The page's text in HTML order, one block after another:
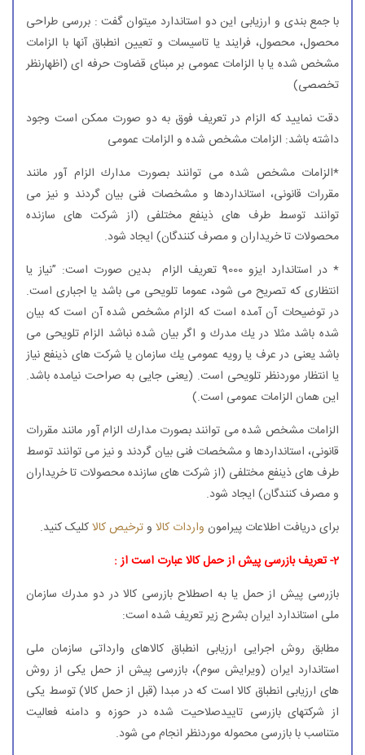
با جمع بندی و ارزیابی این دو استاندارد میتوان گفت : بررسی طراحی
محصول، محصول، فرایند یا تاسیسات و تعیین انطباق آنها با الزامات
مشخص شده یا با الزامات عمومی بر مبنای قضاوت حرفه ای (اظهارنظر
تخصصی)
دقت نمایید كه الزام در تعریف فوق به دو صورت ممكن است وجود
داشته باشد: الزامات مشخص شده و الزامات عمومی
*الزامات مشخص شده می توانند بصورت مدارك الزام آور مانند
مقررات قانونی، استانداردها و مشخصات فنی بیان گردند و نیز می
توانند توسط طرف های ذینفع مختلفی (از شركت های سازنده
محصولات تا خریداران و مصرف كنندگان) ایجاد شود.
* در استاندارد ایزو 9000 تعریف الزام بدین صورت است: ”نیاز یا
انتظاری كه تصریح می شود، عموما تلویحی می باشد یا اجباری است.
در توضیحات آن آمده است كه الزام مشخص شده آن است كه بیان
شده باشد مثلا در یك مدرك و اگر بیان شده نباشد الزام تلویحی می
باشد یعنی در عرف یا رویه عمومی یك سازمان یا شركت های ذینفع نیاز
یا انتظار موردنظر تلویحی است. (یعنی جایی به صراحت نیامده باشد.
این همان الزامات عمومی است.)
الزامات مشخص شده می توانند بصورت مدارك الزام آور مانند مقررات
قانونی، استانداردها و مشخصات فنی بیان گردند و نیز می توانند توسط
طرف های ذینفع مختلفی (از شركت های سازنده محصولات تا خریداران
و مصرف كنندگان) ایجاد شود.
برای دریافت اطلاعات پیرامون واردات کالا وترخیص کالاکلیک کنید.
2- تعریف بازرسی پیش از حمل كالا عبارت است از :
بازرسی پیش از حمل یا به اصطلاح بازرسی كالا در دو مدرك سازمان
ملی استاندارد ایران بشرح زیر تعریف شده است:
مطابق روش اجرایی ارزیابی انطباق كالاهای وارداتی سازمان ملی
استاندارد ایران (ویرایش سوم)، بازرسی پیش از حمل یكی از روش
های ارزیابی انطباق كالا است كه در مبدا (قبل از حمل كالا) توسط یكی
از شركتهای بازرسی تاییدصلاحیت شده در حوزه و دامنه فعالیت
متناسب با بازرسی محموله موردنظر انجام می شود.